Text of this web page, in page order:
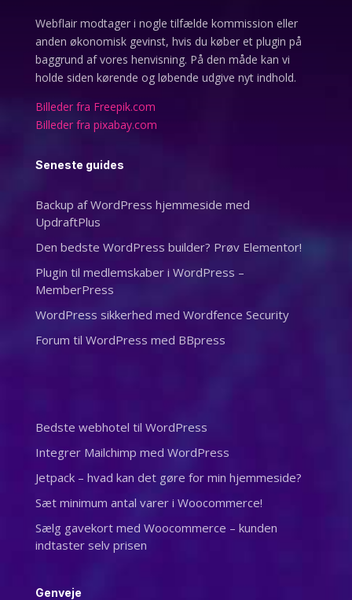
Webflair modtager i nogle tilfælde kommission eller
anden økonomisk gevinst, hvis du køber et plugin på
baggrund af vores henvisning. På den måde kan vi
holde siden kørende og løbende udgive nyt indhold.
Billeder fra Freepik.com
Billeder fra pixabay.com
Seneste guides
Backup af WordPress hjemmeside med
UpdraftPlus
Den bedste WordPress builder? Prøv Elementor!
Plugin til medlemskaber i WordPress –
MemberPress
WordPress sikkerhed med Wordfence Security
Forum til WordPress med BBpress
Bedste webhotel til WordPress
Integrer Mailchimp med WordPress
Jetpack – hvad kan det gøre for min hjemmeside?
Sæt minimum antal varer i Woocommerce!
Sælg gavekort med Woocommerce – kunden
indtaster selv prisen
Genveje